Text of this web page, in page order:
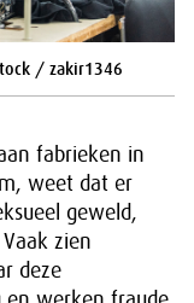
/ zakir1346
fabrieken in
weet dat er
geweld,
zien
deze